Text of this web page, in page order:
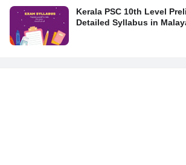
Kerala PSC 10th Level
Detailed Syllabus in